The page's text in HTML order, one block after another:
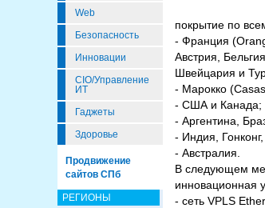
Web
Безопасность
Инновации
CIO/Управление
ИТ
Гаджеты
Здоровье
Продвижение
сайтов СПб
РЕГИОНЫ
покрытие по
- Франция
Австрия,
Швейцария и
- Марокко
- США и Канада;
- Аргентина,
- Индия,
- Австралия.
В следующем
инновационная
- сеть VPLS